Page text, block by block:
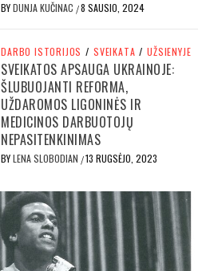
BYDUNJA KUČINAC /8 SAUSIO, 2024
DARBO ISTORIJOS / SVEIKATA / UŽSIENYJE
SVEIKATOS APSAUGA UKRAINOJE:
ŠLUBUOJANTI REFORMA,
UŽDAROMOS LIGONINĖS IR
MEDICINOS DARBUOTOJŲ
NEPASITENKINIMAS
BYLENA SLOBODIAN /13 RUGSĖJO, 2023